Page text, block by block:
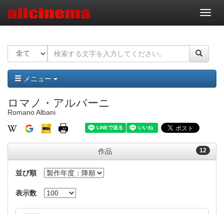
ナ
ビ
ー
ョ
ン
メニュー
ロマノ・アルバーニ
Romano Albani
12
作品
並び順
表示数